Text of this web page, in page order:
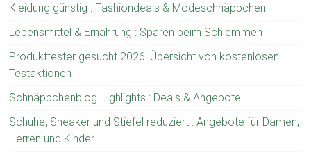
Kleidung günstig : Fashiondeals & Modeschnäppchen
Lebensmittel & Ernährung : Sparen beim Schlemmen
Produkttester gesucht 2026: Übersicht von kostenlosen
Testaktionen
Schnäppchenblog Highlights : Deals & Angebote
Schuhe, Sneaker und Stiefel reduziert : Angebote für Damen,
Herren und Kinder